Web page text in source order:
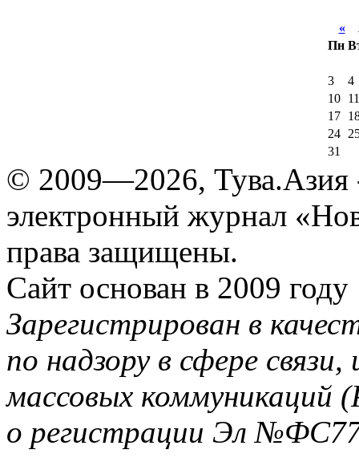
«
Пн
3
4
10
11
17
24
31
© 2009—2026, Тува.Азия
электронный журнал
права защищены.
Сайт основан в 2009 году
Зарегистрирован в
по надзору в сфере
массовых коммуникаций
о регистрации Эл